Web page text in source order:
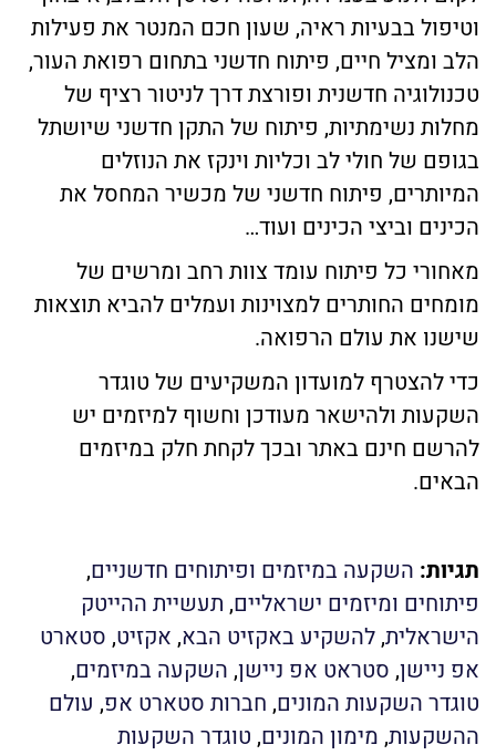
וטיפול בבעיות ראיה, שעון חכם המנטר את פעילות
הלב ומציל חיים, פיתוח חדשני בתחום רפואת העור,
טכנולוגיה חדשנית ופורצת דרך לניטור רציף של
מחלות נשימתיות, פיתוח של התקן חדשני שיושתל
בגופם של חולי לב וכליות וינקז את הנוזלים
המיותרים, פיתוח חדשני של מכשיר המחסל את
הכינים וביצי הכינים ועוד…
מאחורי כל פיתוח עומד צוות רחב ומרשים של
מומחים החותרים למצוינות ועמלים להביא תוצאות
שישנו את עולם הרפואה.
כדי להצטרף למועדון המשקיעים של טוגדר
השקעות ולהישאר מעודכן וחשוף למיזמים יש
להרשם חינם באתר ובכך לקחת חלק במיזמים
הבאים.
תגיות: השקעה במיזמים ופיתוחים חדשניים,
פיתוחים ומיזמים ישראליים, תעשיית ההייטק
הישראלית,להשקיע באקזיט הבא, אקזיט, סטארט
אפ ניישן, סטראט אפ ניישן, השקעה במיזמים,
טוגדר השקעות המונים, חברות סטארט אפ, עולם
ההשקעות, מימון המונים, טוגדר השקעות